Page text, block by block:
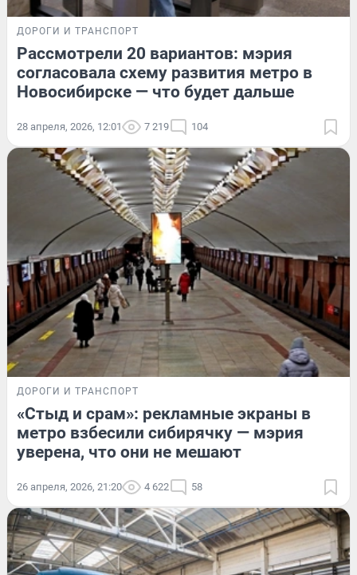
ДОРОГИ И ТРАНСПОРТ
Рассмотрели 20 вариантов: мэрия
согласовала схему развития метро в
Новосибирске — что будет дальше
28 апреля, 2026, 12:01 7 219 104
ДОРОГИ И ТРАНСПОРТ
«Стыд и срам»: рекламные экраны в
метро взбесили сибирячку — мэрия
уверена, что они не мешают
26 апреля, 2026, 21:20 4 622 58